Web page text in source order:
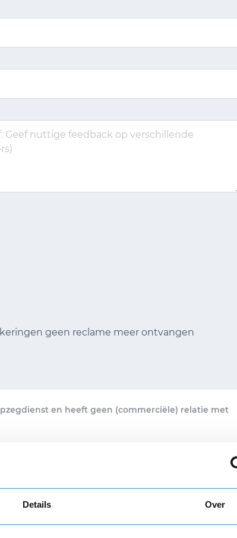
Details Over
geen reclame meer ontvangen
en heeft geen (commerciële) relatie met
verstuurd! Je ontvangt een verzendbevestiging